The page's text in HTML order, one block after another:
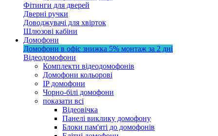
Фітинги для дверей
Дверні ручки
Доводжувачі для хвірток
Шлюзові кабіни
Домофони
Домофони в офіс знижка 5% монтаж за 2 дні
Відеодомофони
Комплекти відеодомофонів
Домофони кольорові
IP домофони
Чорно-білі домофони
показати всі
Відеовічка
Панелі виклику домофону
Блоки пам'яті до домофонів